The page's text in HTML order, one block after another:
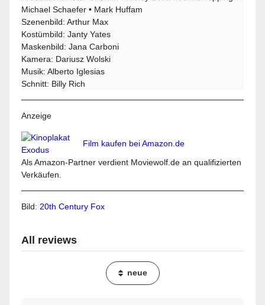
Michael Schaefer • Mark Huffam
Szenenbild: Arthur Max
Kostümbild: Janty Yates
Maskenbild: Jana Carboni
Kamera: Dariusz Wolski
Musik: Alberto Iglesias
Schnitt: Billy Rich
Anzeige
Film kaufen bei Amazon.de
Als Amazon-Partner verdient Moviewolf.de an qualifizierten
Verkäufen.
Bild: 20th Century Fox
All reviews
neue